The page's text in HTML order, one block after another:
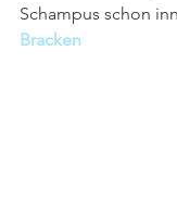
Schampus schon
Bracken